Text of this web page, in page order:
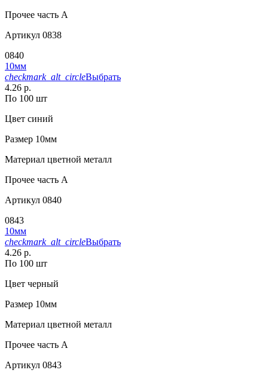
Прочее часть A
Артикул 0838
0840
10мм
checkmark_alt_circleВыбрать
4.26 р.
По 100 шт
Цвет синий
Размер 10мм
Материал цветной металл
Прочее часть A
Артикул 0840
0843
10мм
checkmark_alt_circleВыбрать
4.26 р.
По 100 шт
Цвет черный
Размер 10мм
Материал цветной металл
Прочее часть A
Артикул 0843